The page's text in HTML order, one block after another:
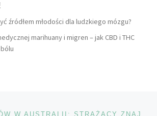
źródłem młodości dla ludzkiego mózgu?
marihuany i migren – jak CBD i THC
wpisu